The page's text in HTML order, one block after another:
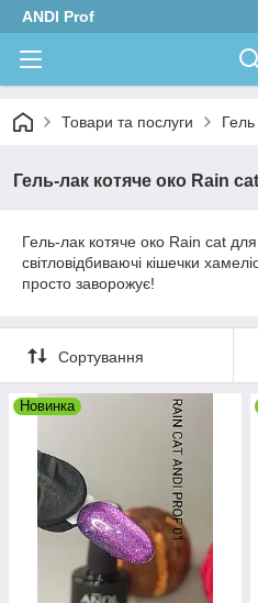
ANDI Prof
Товари та послуги Гель
Гель-лак котяче око Rain
Гель-лак котяче око Rain cat для
світловідбиваючі кішечки
просто заворожує!
Сортування
Новинка